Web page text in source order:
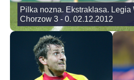
Pilka nozna. Ekstraklasa. Legia
Chorzow 3 - 0. 02.12.2012